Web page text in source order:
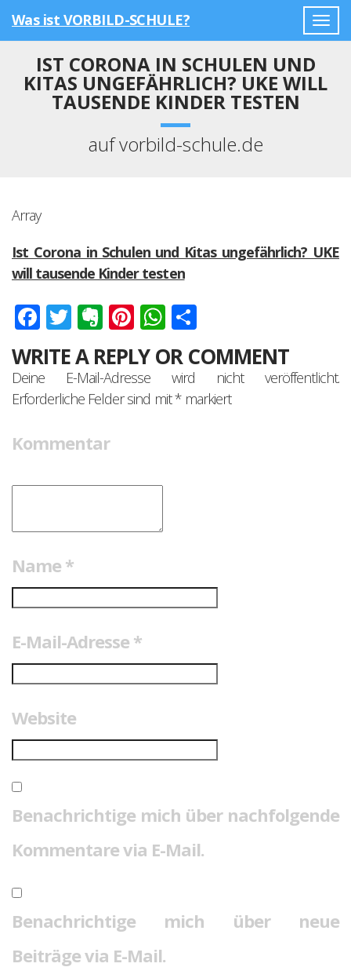
Was ist VORBILD-SCHULE?
IST CORONA IN SCHULEN UND
KITAS UNGEFÄHRLICH? UKE WILL
TAUSENDE KINDER TESTEN
auf vorbild-schule.de
Array
Ist Corona in Schulen und Kitas ungefährlich? UKE
will tausende Kinder testen
Facebook
Twitter
Evernote
Pinterest
WhatsApp
WRITE A REPLY OR COMMENT
Deine E-Mail-Adresse wird nicht veröffentlicht.
Erforderliche Felder sind mit*markiert
Kommentar
Name *
E-Mail-Adresse *
Website
Benachrichtige mich über nachfolgende
Kommentare via E-Mail.
Benachrichtige mich über neue
Beiträge via E-Mail.